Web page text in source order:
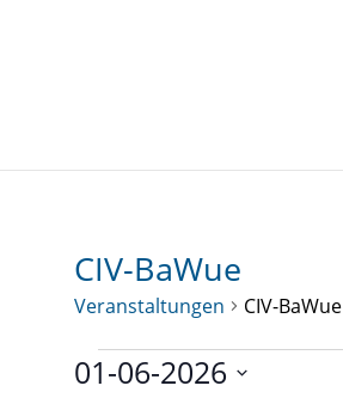
CIV-BaWue
Veranstaltungen CIV-BaWue
Veranstaltungen
01-06-2026